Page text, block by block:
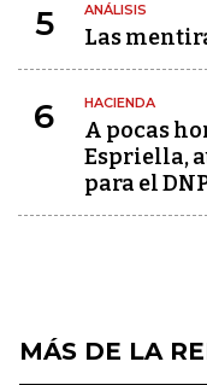
5 ANÁLISIS
Las
6 HACIENDA
A pocas
Espriella,
para el
MÁS DE LA